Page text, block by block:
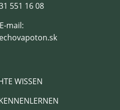
WISSEN
551 16 08
E-mail: